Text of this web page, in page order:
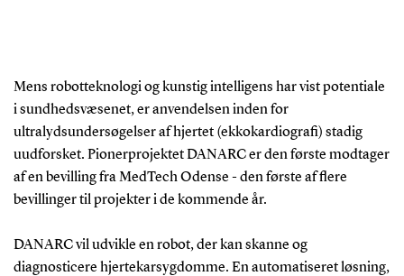
Mens robotteknologi og kunstig intelligens har vist potentiale
i sundhedsvæsenet, er anvendelsen inden for
ultralydsundersøgelser af hjertet (ekkokardiografi) stadig
uudforsket. Pionerprojektet DANARC er den første modtager
af en bevilling fra MedTech Odense - den første af flere
bevillinger til projekter i de kommende år.
DANARC vil udvikle en robot, der kan skanne og
diagnosticere hjertekarsygdomme. En automatiseret løsning,